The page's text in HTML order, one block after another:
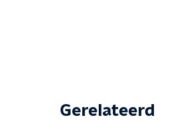
Gerelateerd